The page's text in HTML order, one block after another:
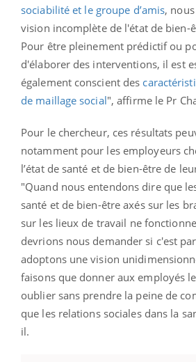
sociabilité et le groupe d’amis,
vision incomplète de l'état de bien-
Pour être pleinement prédictif ou
d'élaborer des interventions, il est
également conscient des
de maillage social", affirme le Pr
Pour le chercheur, ces résultats
notamment pour les employeurs
l’état de santé et de bien-être de
"Quand nous entendons dire que
santé et de bien-être axés sur les
sur les lieux de travail ne
devrions nous demander si c'est
adoptons une vision
faisons que donner aux employés
oublier sans prendre la peine de
que les relations sociales dans la
il.